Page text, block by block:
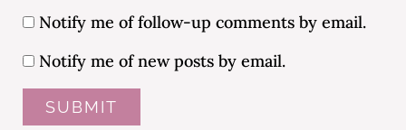
Notify me of follow-up comments by email.
Notify me of new posts by email.